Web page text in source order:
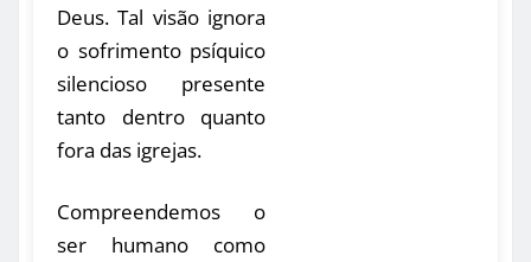
Deus. Tal visão ignora
o sofrimento psíquico
silencioso presente
tanto dentro quanto
fora das igrejas.
Compreendemos o
ser humano como